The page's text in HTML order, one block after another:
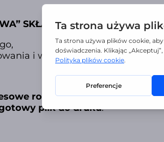
SKŁADA SIĘ Z:
i wycięcia.
rozwiązanie, które pozwoli
plik do druku.